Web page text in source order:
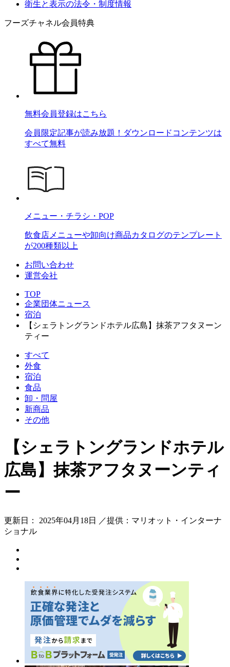
衛生と表示の法令・制度情報
フーズチャネル会員特典
無料会員登録はこちら
会員限定記事が読み放題！ダウンロードコンテンツは
すべて無料
メニュー・チラシ・POP
飲食店メニューや卸向け商品カタログのテンプレート
が200種類以上
お問い合わせ
運営会社
TOP
企業団体ニュース
宿泊
【シェラトングランドホテル広島】抹茶アフタヌーン
ティー
すべて
外食
宿泊
食品
卸・問屋
新商品
その他
【シェラトングランドホテル
広島】抹茶アフタヌーンティ
ー
更新日： 2025年04月18日 ／提供：マリオット・インターナ
ショナル